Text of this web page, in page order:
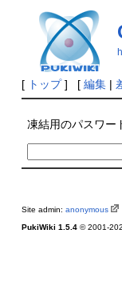
[ トップ] [ 編集|
凍結用のパスワー
Site admin: anonymous
PukiWiki 1.5.4© 2001-